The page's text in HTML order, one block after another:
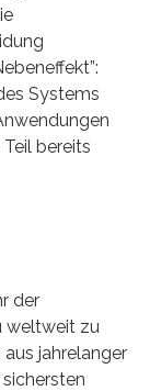
Systems
bereits
der
weltweit zu
jahrelanger